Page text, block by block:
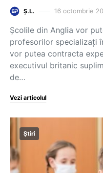
Ș.L. 16 octombrie
Școlile din Anglia vor
profesorilor specializați
vor putea contracta
executivul britanic
de…
Vezi articolul
Știri